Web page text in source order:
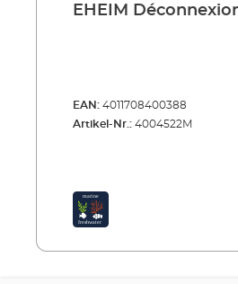
EHEIM
EAN: 4011708400388
Artikel-Nr.: 4004522M